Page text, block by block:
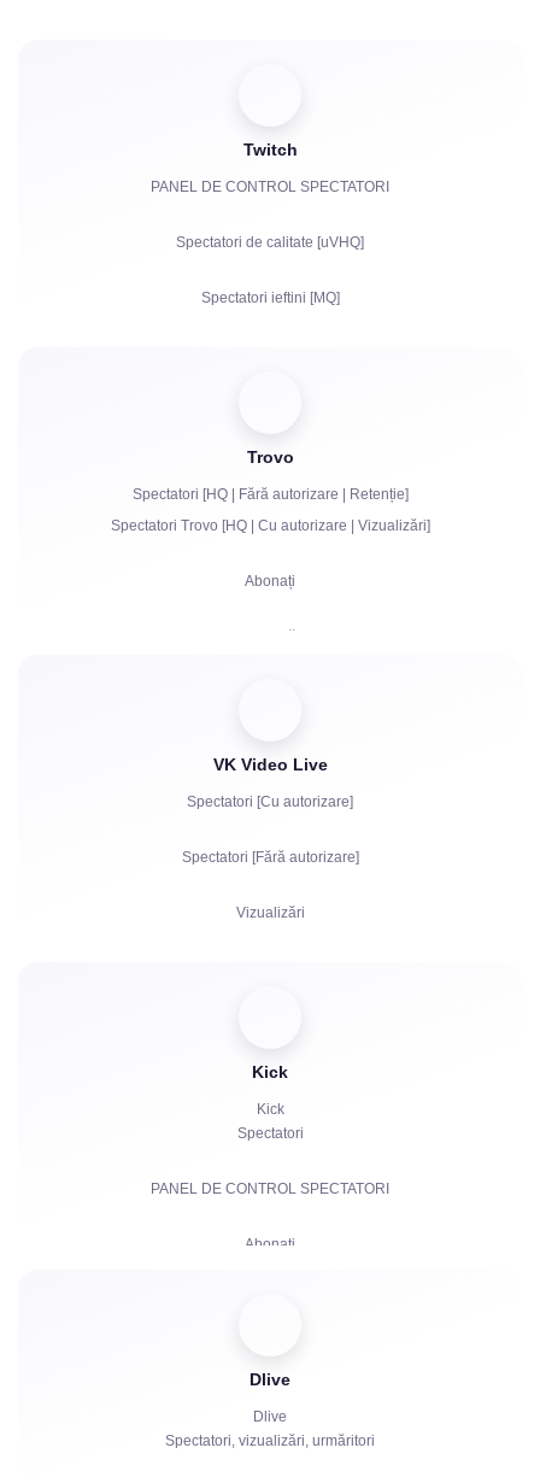
Ore de vizionare pentru YouTube
Twitch
PANEL DE CONTROL SPECTATORI
Spectatori de calitate [uVHQ]
Spectatori ieftini [MQ]
Bits | Abonamente plătite | Primes
Roboți de chat
Comunicare live în chat
Plângeri
Trovo
Spectatori [HQ | Fără autorizare | Retenție]
Spectatori Trovo [HQ | Cu autorizare | Vizualizări]
Abonați
Vizualizări
VK Video Live
Spectatori [Cu autorizare]
Spectatori [Fără autorizare]
Vizualizări
Kick
Kick
Spectatori
PANEL DE CONTROL SPECTATORI
Abonați
Roboți de chat
Dlive
Dlive
Spectatori, vizualizări, urmăritori